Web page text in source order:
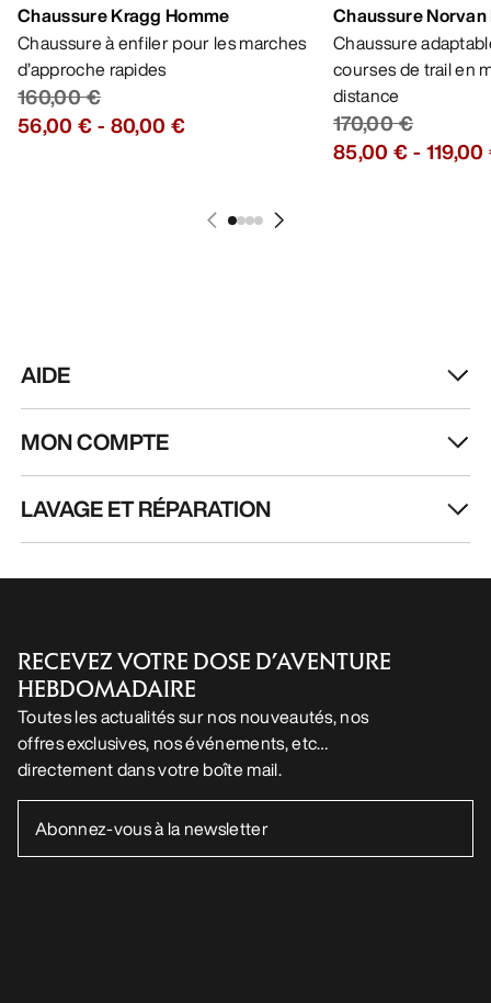
Chaussure Kragg Homme
Chaussure à enfiler pour les marches
d’approche rapides
160,00 €
56,00 €- 80,00 €
Chaussure
Chaussure
courses de trail en
distance
170,00 €
85,00 €-
AIDE
MON COMPTE
LAVAGE ET RÉPARATION
RECEVEZ VOTRE DOSE D’AVENTURE
HEBDOMADAIRE
Toutes les actualités sur nos nouveautés, nos
offres exclusives, nos événements, etc…
directement dans votre boîte mail.